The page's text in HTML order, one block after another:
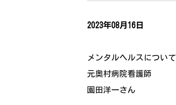
2023年08月16日
メンタルヘルスについて
元奥村病院看護師
園田洋一さん